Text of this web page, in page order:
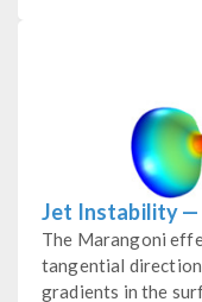
Jet Instability —
The Marangoni
tangential
gradients in the